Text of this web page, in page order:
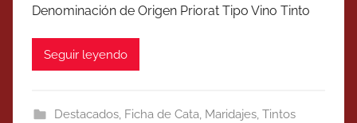
Denominación de Origen Priorat Tipo Vino Tinto
Seguir leyendo
Destacados, Ficha de Cata, Maridajes, Tintos